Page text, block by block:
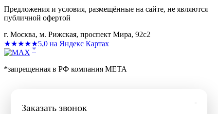
Предложения и условия, размещённые на сайте, не являются
публичной офертой
г. Москва, м. Рижская, проспект Мира, 92с2
★★★★★5,0 на Яндекс Картах
*
*запрещенная в РФ компания МЕТА
Заказать звонок